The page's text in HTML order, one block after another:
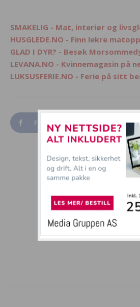
SMAKELIG - Mat, interiør og
HUSGLEDE.NO - Finn lekre
GLAD I DYR? - Besøk
LEVANA.NO - Kvinnemagasin på
LUKSUSFERIE.NO - Ferie på sitt
Facebook Twitter